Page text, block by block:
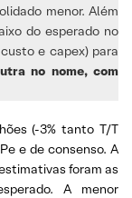
menor. Além
do esperado no
e capex) para
no nome, com
(-3% tanto T/T
e de consenso. A
foram as
A menor